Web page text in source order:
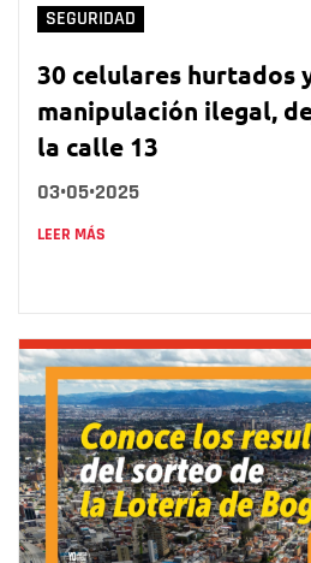
SEGURIDAD
30 celulares hurtados
manipulación ilegal,
la calle 13
03•05•2025
LEER MÁS